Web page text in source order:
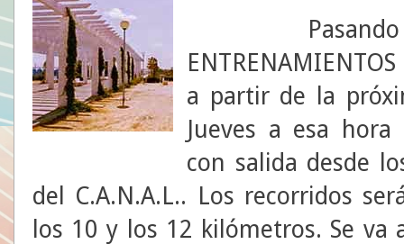
Pasando a
a partir de la
Jueves a esa
con salida desde
del C.A.N.A.L.. Los recorridos
los 10 y los 12 kilómetros. Se